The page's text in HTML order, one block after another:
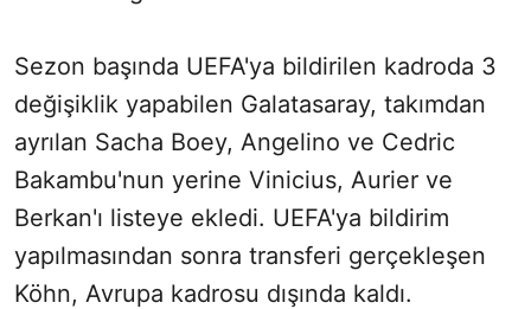
Sezon başında UEFA'ya bildirilen kadroda 3
değişiklik yapabilen Galatasaray, takımdan
ayrılan Sacha Boey, Angelino ve Cedric
Bakambu'nun yerine Vinicius, Aurier ve
Berkan'ı listeye ekledi. UEFA'ya bildirim
yapılmasından sonra transferi gerçekleşen
Köhn, Avrupa kadrosu dışında kaldı.